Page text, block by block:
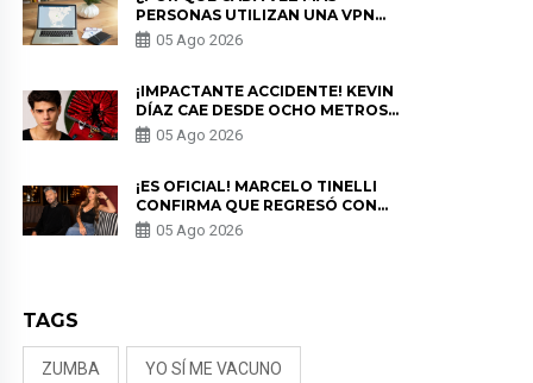
PERSONAS UTILIZAN UNA VPN
PARA PROTEGER SU
PRIVACIDAD?
05 Ago 2026
¡IMPACTANTE ACCIDENTE! KEVIN
DÍAZ CAE DESDE OCHO METROS
EN “ESTO ES GUERRA” Y GENERA
PREOCUPACIÓN
05 Ago 2026
¡ES OFICIAL! MARCELO TINELLI
CONFIRMA QUE REGRESÓ CON
MILETT FIGUEROA: “EL AMOR
PUDO MÁS”
05 Ago 2026
TAGS
ZUMBA YO SÍ ME VACUNO